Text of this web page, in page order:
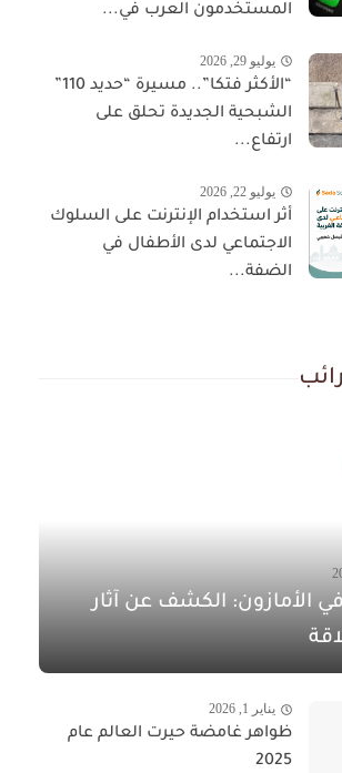
المستخدمون العرب في...
يوليو 29, 2026
“الأكثر فتكا”.. مسيرة “حديد 110”
الشبحية الجديدة تحلق على
ارتفاع...
يوليو 22, 2026
أثر استخدام الإنترنت على السلوك
الاجتماعي لدى الأطفال في
الضفة...
الأمازون: الكشف عن آثار
يناير 1, 2026
ظواهر غامضة حيرت العالم عام
2025